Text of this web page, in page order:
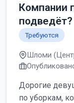
Компании
подведёт?
Требуются
Шломи
Дорогие
по уборкам,